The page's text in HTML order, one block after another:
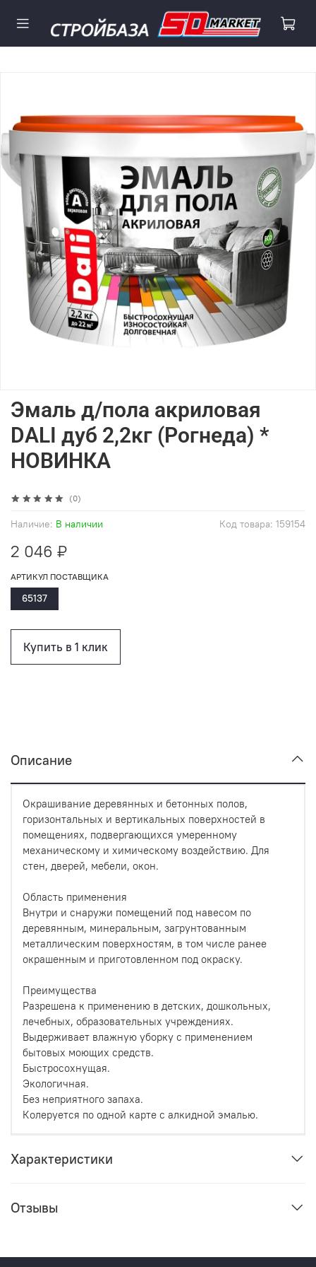
(0)
Код товара: 159154
Наличие: В наличии
Эмаль д/пола акриловая
DALI дуб 2,2кг (Рогнеда) *
НОВИНКА
2 046 ₽
Купить в 1 клик
АРТИКУЛ ПОСТАВЩИКА
65137
Описание
Окрашивание деревянных и бетонных полов,
горизонтальных и вертикальных поверхностей в
помещениях, подвергающихся умеренному
механическому и химическому воздействию. Для
стен, дверей, мебели, окон.
Область применения
Внутри и снаружи помещений под навесом по
деревянным, минеральным, загрунтованным
металлическим поверхностям, в том числе ранее
окрашенным и приготовленном под окраску.
Преимущества
Разрешена к применению в детских, дошкольных,
лечебных, образовательных учреждениях.
Выдерживает влажную уборку с применением
бытовых моющих средств.
Быстросохнущая.
Экологичная.
Без неприятного запаха.
Колеруется по одной карте с алкидной эмалью.
Характеристики
Отзывы